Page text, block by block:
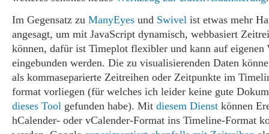
Im Gegensatz zu ManyEyes und Swivel ist etwas mehr
angesagt, um mit JavaScript dynamisch, webbasiert
können, dafür ist Timeplot flexibler und kann auf eigenen
eingebunden werden. Die zu visualisierenden Daten
als kommaseparierte Zeitreihen oder Zeitpunkte im
format vorliegen (für welches ich leider keine gute
dieses Tool gefunden habe). Mit diesem Dienst können
hCalender- oder vCalender-Format ins Timeline-Format